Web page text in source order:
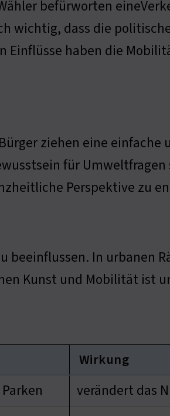
befürworten
wichtig, dass die
Einflüsse haben die
ziehen eine
für Umweltfragen
Perspektive zu
beeinflussen. In urbanen
Kunst und Mobilität ist
Wirkung
verändert das